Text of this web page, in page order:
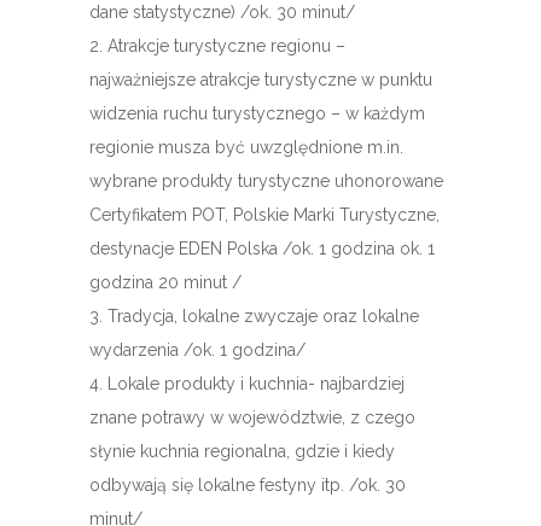
dane statystyczne) /ok. 30 minut/
2. Atrakcje turystyczne regionu –
najważniejsze atrakcje turystyczne w punktu
widzenia ruchu turystycznego – w każdym
regionie musza być uwzględnione m.in.
wybrane produkty turystyczne uhonorowane
Certyfikatem POT, Polskie Marki Turystyczne,
destynacje EDEN Polska /ok. 1 godzina ok. 1
godzina 20 minut /
3. Tradycja, lokalne zwyczaje oraz lokalne
wydarzenia /ok. 1 godzina/
4. Lokale produkty i kuchnia- najbardziej
znane potrawy w województwie, z czego
słynie kuchnia regionalna, gdzie i kiedy
odbywają się lokalne festyny itp. /ok. 30
minut/